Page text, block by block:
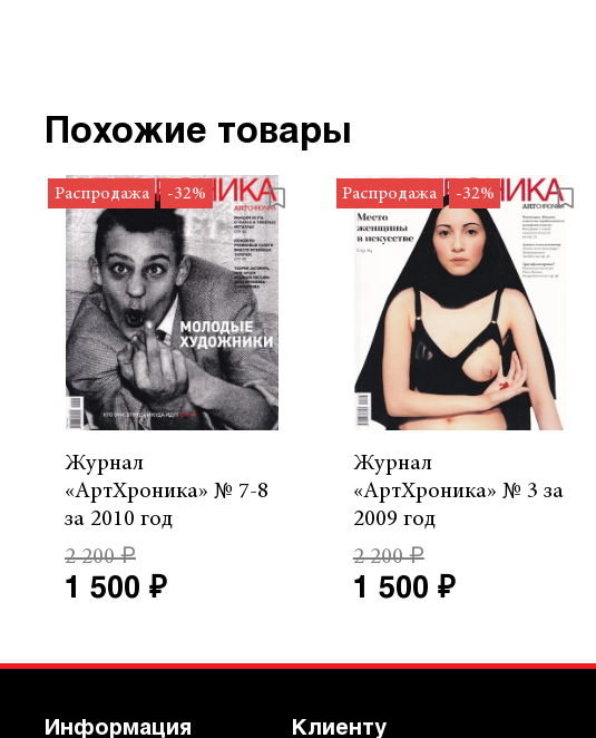
Похожие товары
Распродажа -32%
Журнал
«АртХроника» № 7-8
за 2010 год
2 200 ₽
1 500 ₽
Распродажа -32%
Журнал
«АртХроника» № 3 за
2009 год
2 200 ₽
1 500 ₽
Информация Клиенту